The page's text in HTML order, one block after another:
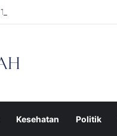
Tiga Calon Pelatih Chelsea
Kesehatan Politik